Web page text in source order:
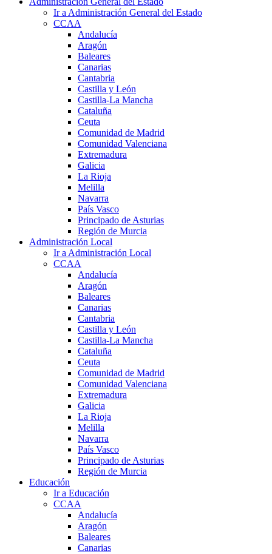
Ir a Administración General del Estado
CCAA
Andalucía
Aragón
Baleares
Canarias
Cantabria
Castilla y León
Castilla-La Mancha
Cataluña
Ceuta
Comunidad de Madrid
Comunidad Valenciana
Extremadura
Galicia
La Rioja
Melilla
Navarra
País Vasco
Principado de Asturias
Región de Murcia
Administración Local
Ir a Administración Local
CCAA
Andalucía
Aragón
Baleares
Canarias
Cantabria
Castilla y León
Castilla-La Mancha
Cataluña
Ceuta
Comunidad de Madrid
Comunidad Valenciana
Extremadura
Galicia
La Rioja
Melilla
Navarra
País Vasco
Principado de Asturias
Región de Murcia
Educación
Ir a Educación
CCAA
Andalucía
Aragón
Baleares
Canarias